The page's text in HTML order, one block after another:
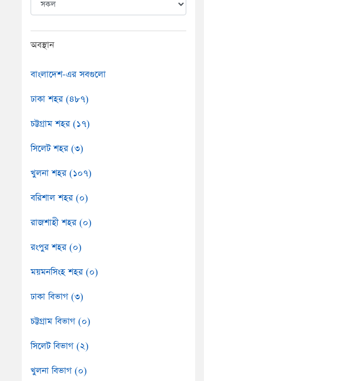
অবস্থান
বাংলাদেশ-এর সবগুলো
ঢাকা শহর (৪৮৭)
চট্টগ্রাম শহর (১৭)
সিলেট শহর (৩)
খুলনা শহর (১০৭)
বরিশাল শহর (০)
রাজশাহী শহর (০)
রংপুর শহর (০)
ময়মনসিংহ শহর (০)
ঢাকা বিভাগ (৩)
চট্টগ্রাম বিভাগ (০)
সিলেট বিভাগ (২)
খুলনা বিভাগ (০)